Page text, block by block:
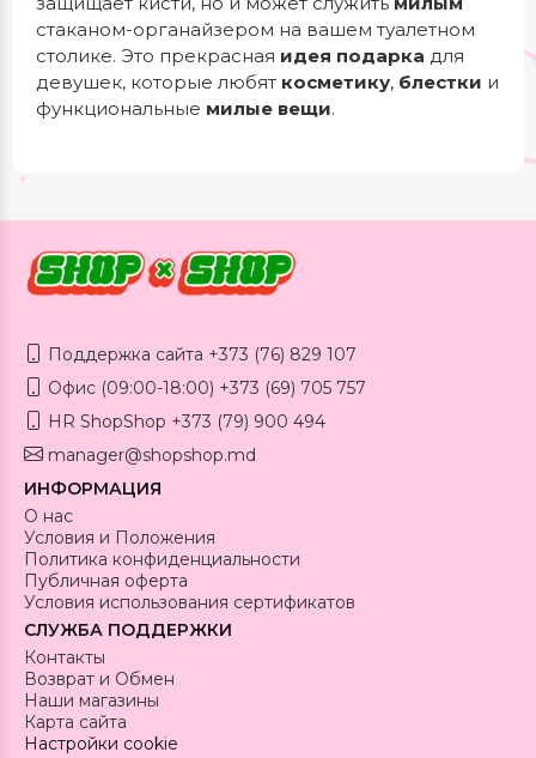
стаканом-органайзером на вашем туалетном
столике. Это прекрасная идея подарка для
девушек, которые любят косметику, блестки и
функциональные милые вещи.
Поддержка сайта +373 (76) 829 107
Офис (09:00-18:00) +373 (69) 705 757
HR ShopShop +373 (79) 900 494
manager@shopshop.md
ИНФОРМАЦИЯ
О нас
Условия и Положения
Политика конфиденциальности
Публичная оферта
Условия использования сертификатов
СЛУЖБА ПОДДЕРЖКИ
Контакты
Возврат и Обмен
Наши магазины
Карта сайта
Настройки cookie